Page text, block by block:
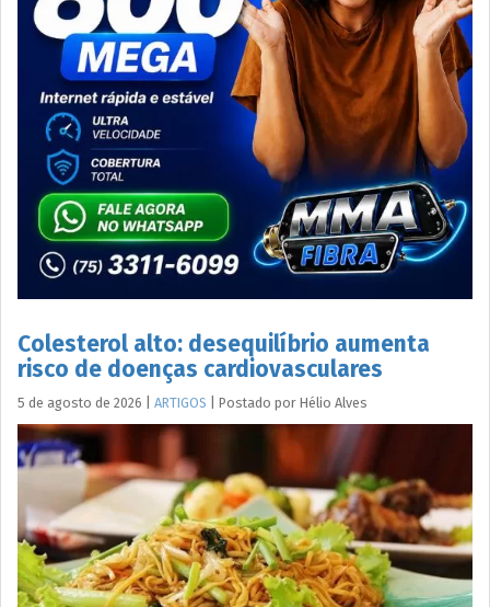
Colesterol alto: desequilíbrio aumenta
risco de doenças cardiovasculares
5 de agosto de 2026 ARTIGOS Postado por Hélio Alves